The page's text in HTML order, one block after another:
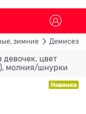
зимние
девочек, цвет
молния/шнурки
Новинка